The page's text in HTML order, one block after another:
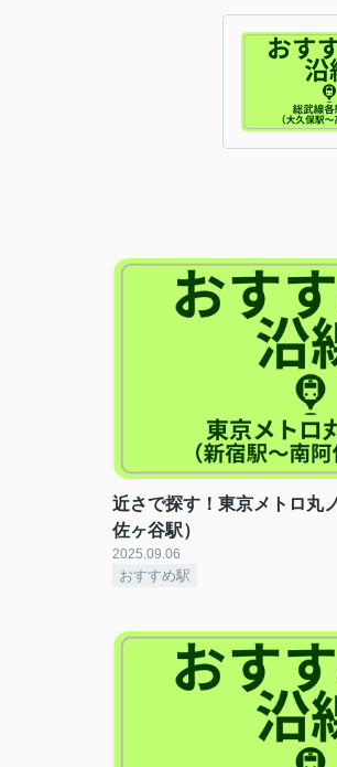
近さで探す！東京メトロ丸
佐ヶ谷駅）
2025.09.06
おすすめ駅